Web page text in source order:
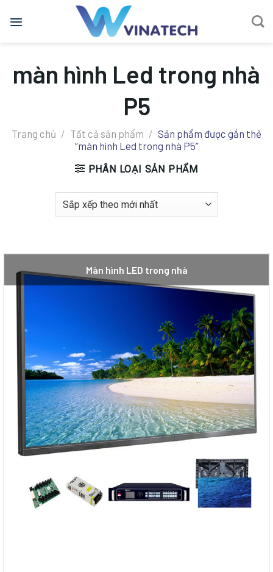
qua
màn hình Led trong nhà
P5
Trang chủ / Tất cả sản phẩm / Sản phẩm được gắn thẻ
“màn hình Led trong nhà P5”
PHÂN LOẠI SẢN PHẨM
Màn hình LED trong nhà